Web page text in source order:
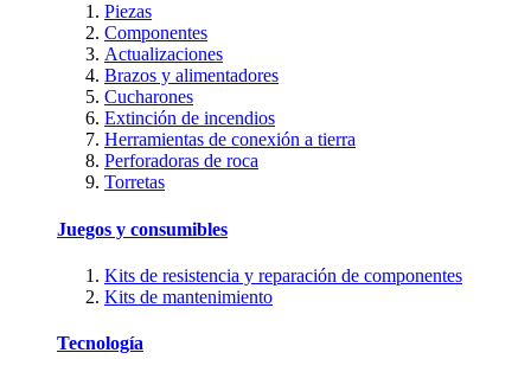
Piezas
Componentes
Actualizaciones
Brazos y alimentadores
Cucharones
Extinción de incendios
Herramientas de conexión a tierra
Perforadoras de roca
Torretas
Juegos y consumibles
Kits de resistencia y reparación de componentes
Kits de mantenimiento
Tecnología